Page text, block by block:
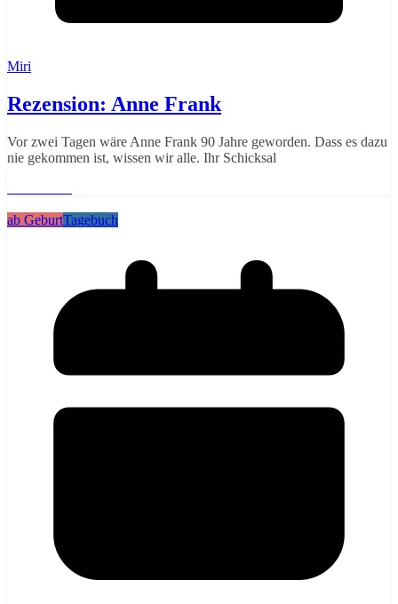
Miri
Rezension: Anne Frank
Vor zwei Tagen wäre Anne Frank 90 Jahre geworden. Dass es dazu
nie gekommen ist, wissen wir alle. Ihr Schicksal
ab GeburtTagebuch